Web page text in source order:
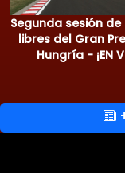
Segunda sesión
libres del Gran
Hungría - ¡EN